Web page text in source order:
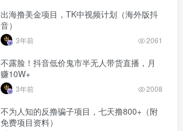
出海撸美金项目，TK中视频计划（海外版抖
音）
3年前 2061
不露脸！抖音低价鬼市半无人带货直播，月
赚10W+
3年前 2008
不为人知的反撸骗子项目，七天撸800+（附
免费项目资料）